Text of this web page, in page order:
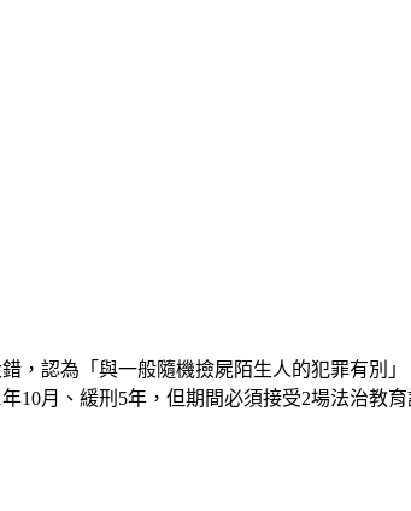
認為「與一般隨機撿屍陌生人的犯罪有別
年10月、緩刑5年，但期間必須接受2場法治教